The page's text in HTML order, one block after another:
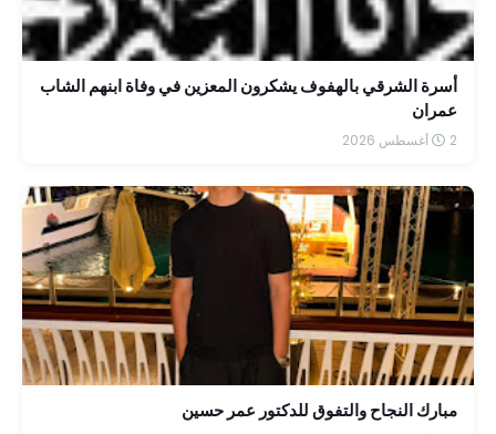
أسرة الشرقي بالهفوف يشكرون المعزين في وفاة ابنهم الشاب
عمران
2 أغسطس 2026
مبارك النجاح والتفوق للدكتور عمر حسين